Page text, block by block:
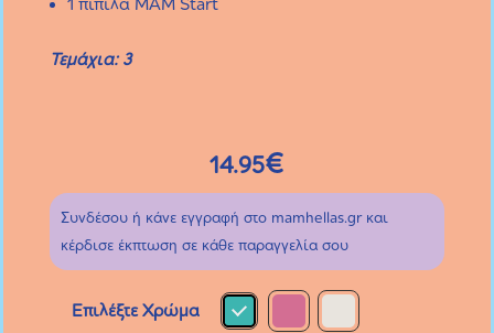
1 πιπίλα MAM Start
Τεμάχια: 3
14.95€
Συνδέσου ή κάνε εγγραφή στο mamhellas.gr και
κέρδισε έκπτωση σε κάθε παραγγελία σου
Επιλέξτε Χρώμα